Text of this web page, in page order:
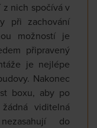
z nich spočívá v
při zachování
možností je
připravený
je nejlépe
Nakonec
boxu, aby po
viditelná
do